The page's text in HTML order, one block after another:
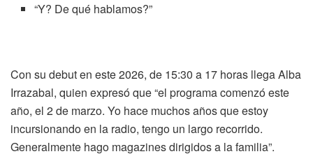
“Y? De qué hablamos?”
Con su debut en este 2026, de 15:30 a 17 horas llega Alba
Irrazabal, quien expresó que “el programa comenzó este
año, el 2 de marzo. Yo hace muchos años que estoy
incursionando en la radio, tengo un largo recorrido.
Generalmente hago magazines dirigidos a la familia”.